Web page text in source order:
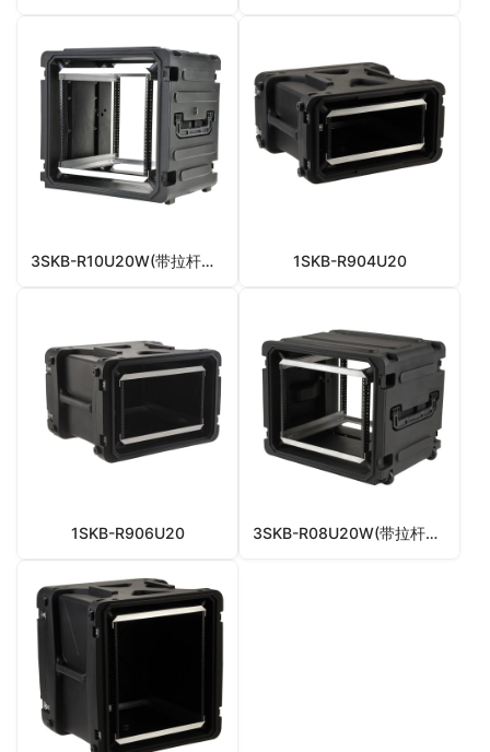
3SKB-R10U20W(带拉杆滚轮) 1SKB-R904U20
1SKB-R906U20 3SKB-R08U20W(带拉杆滚轮)